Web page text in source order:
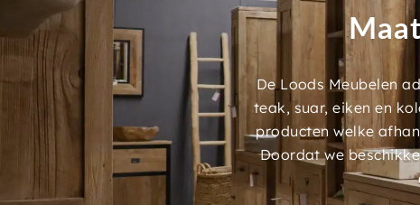
De Loods Meubelen
teak, suar, eiken en
producten welke
Doordat we